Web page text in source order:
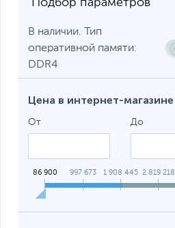
Подбор параметров
В наличии. Тип
оперативной памяти:
DDR4
Цена в интернет-магазине
От До
86 900 997 673 1 908 445 2 819 218